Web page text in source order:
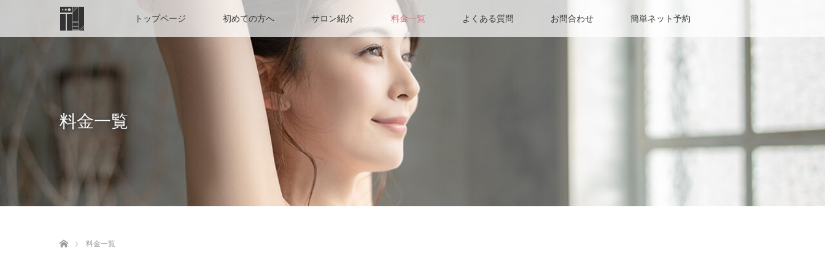
トップページ 初めての方へ サロン紹介 料金一覧 よくある質問 お問合わせ 簡単ネット予約
料金一覧
料金一覧